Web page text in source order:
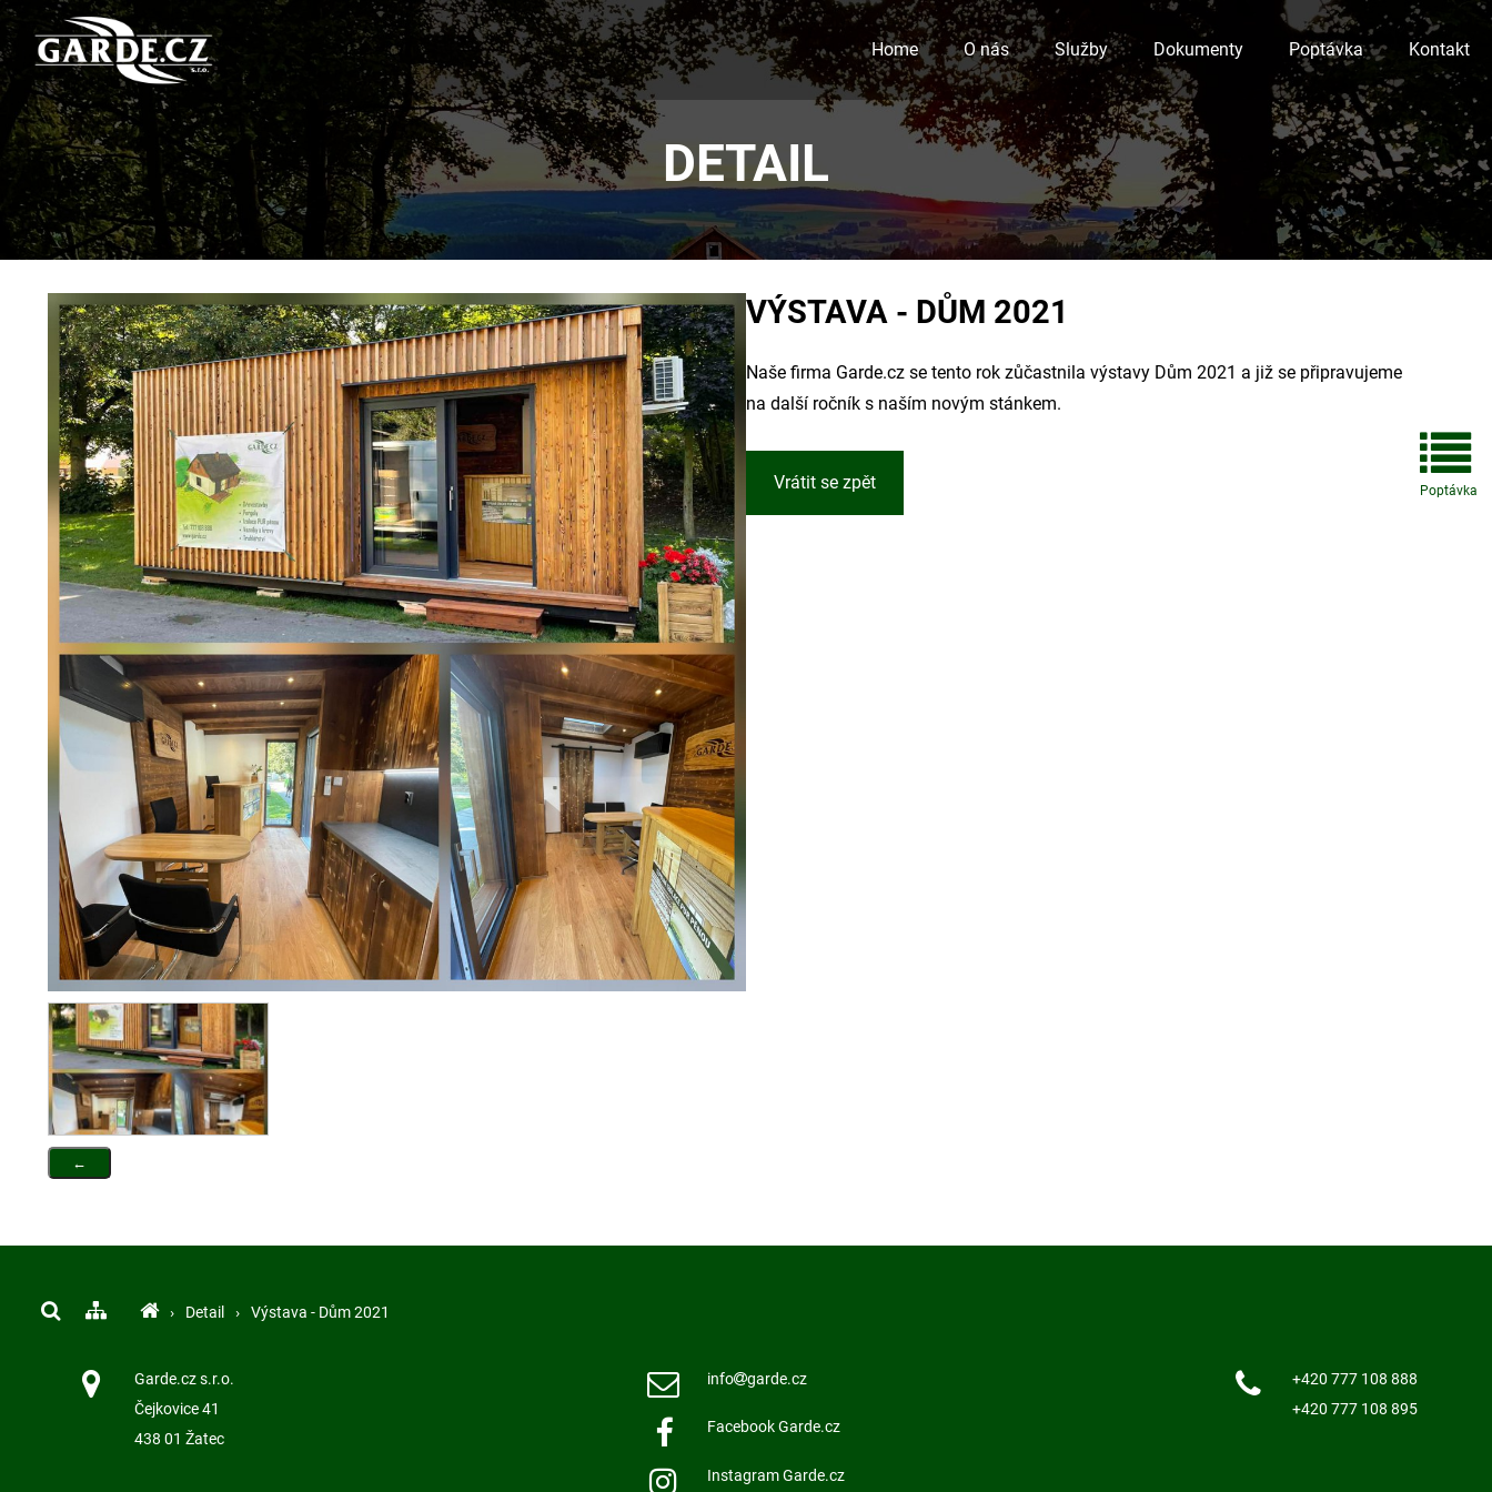
Home O nás Služby Dokumenty Poptávka Kontakt
DETAIL
←
VÝSTAVA - DŮM 2021
Naše firma Garde.cz se tento rok zůčastnila výstavy Dům 2021 a již se připravujeme
na další ročník s naším novým stánkem.
Vrátit se zpět
› Detail › Výstava - Dům 2021
Garde.cz s.r.o.
Čejkovice 41
438 01 Žatec
info garde.cz
Facebook Garde.cz
Instagram Garde.cz
+420 777 108 888
+420 777 108 895
Poptávka